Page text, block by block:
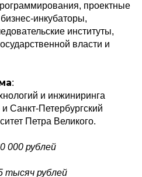
проектные
инкубаторы,
институты,
власти и
:
и инжиниринга
Петербургский
Петра Великого.
000 рублей
тысяч рублей